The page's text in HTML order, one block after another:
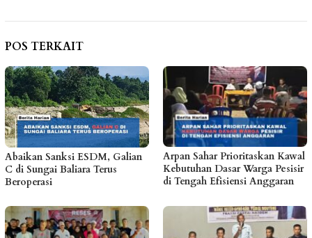
POS TERKAIT
Abaikan Sanksi ESDM, Galian
C di Sungai Baliara Terus
Beroperasi
Arpan Sahar Prioritaskan Kawal
Kebutuhan Dasar Warga Pesisir
di Tengah Efisiensi Anggaran